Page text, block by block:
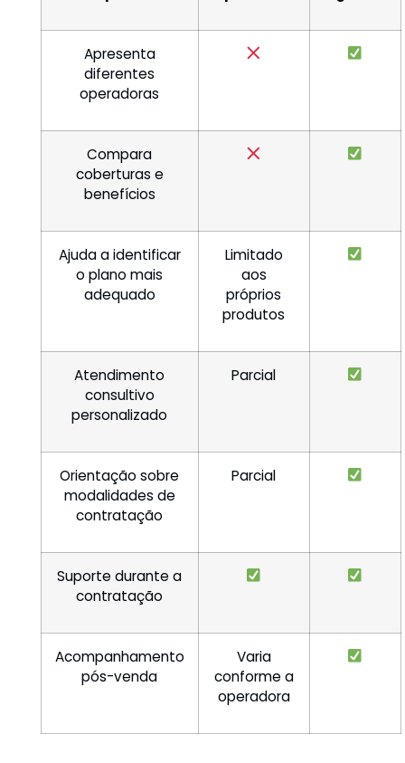
Apresenta
diferentes
operadoras
Compara
coberturas e
benefícios
Ajuda a identificar
o plano mais
adequado
Limitado
aos
próprios
produtos
Atendimento
consultivo
personalizado
Parcial
Orientação sobre
modalidades de
contratação
Parcial
Suporte durante a
contratação
Acompanhamento
pós-venda
Varia
conforme a
operadora